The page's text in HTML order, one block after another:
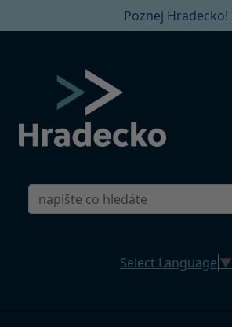
Poznej Hradecko!
Select Language ▼